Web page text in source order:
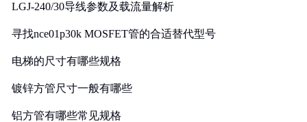
LGJ-240/30导线参数及载流量解析
寻找nce01p30k MOSFET管的合适替代型号
电梯的尺寸有哪些规格
镀锌方管尺寸一般有哪些
铝方管有哪些常见规格